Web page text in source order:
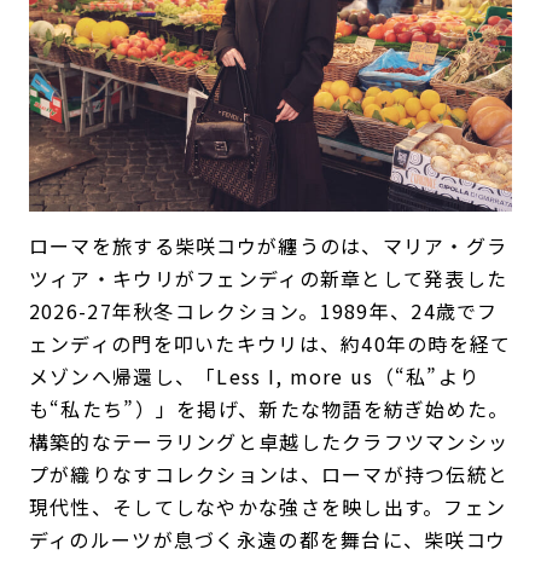
ローマを旅する柴咲コウが纏うのは、マリア・グラ
ツィア・キウリがフェンディの新章として発表した
2026-27年秋冬コレクション。1989年、24歳でフ
ェンディの門を叩いたキウリは、約40年の時を経て
メゾンへ帰還し、「Less I, more us（“私”より
も“私たち”）」を掲げ、新たな物語を紡ぎ始めた。
構築的なテーラリングと卓越したクラフツマンシッ
プが織りなすコレクションは、ローマが持つ伝統と
現代性、そしてしなやかな強さを映し出す。フェン
ディのルーツが息づく永遠の都を舞台に、柴咲コウ